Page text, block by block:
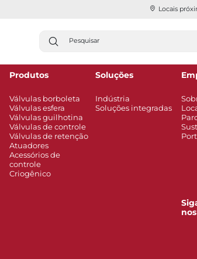
Locais
Produtos
Válvulas borboleta
Válvulas esfera
Válvulas guilhotina
Válvulas de controle
Válvulas de retenção
Atuadores
Acessórios de
controle
Criogênico
Soluções
Indústria
Soluções integradas
nos